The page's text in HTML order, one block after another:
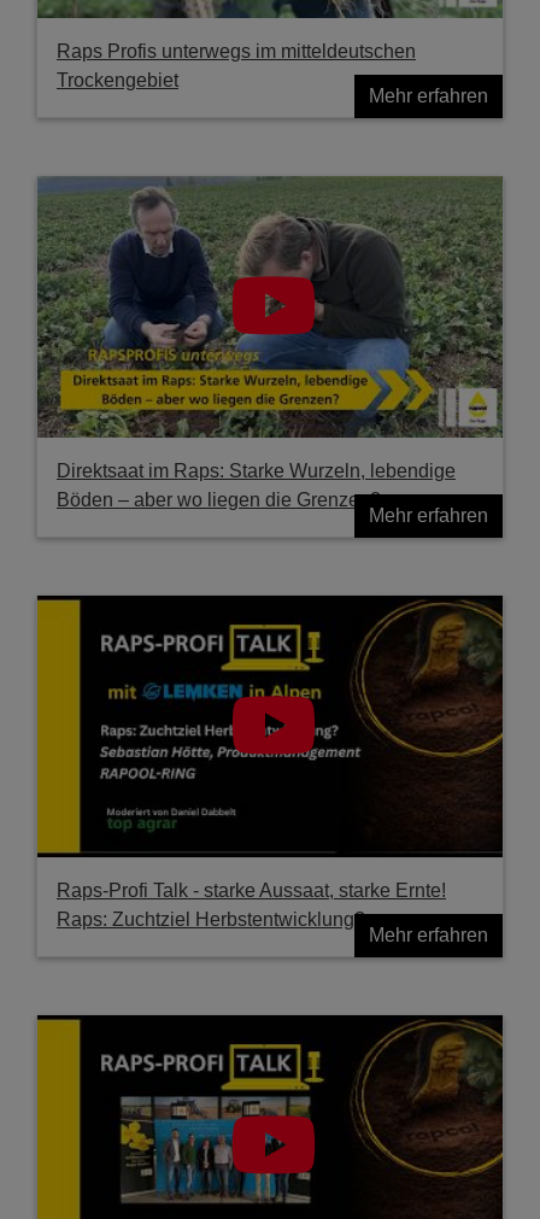
Raps Profis unterwegs im mitteldeutschen
Trockengebiet
Mehr erfahren
Direktsaat im Raps: Starke Wurzeln, lebendige
Böden – aber wo liegen die Grenzen?
Mehr erfahren
Raps-Profi Talk - starke Aussaat, starke Ernte!
Raps: Zuchtziel Herbstentwicklung?
Mehr erfahren